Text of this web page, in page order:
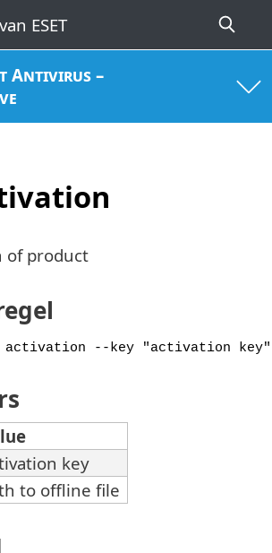
Antivirus –
of product
activation --key "activation
key
to offline file